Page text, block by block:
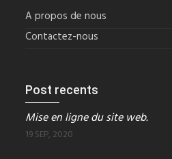
A propos de nous
Contactez-nous
Post recents
Mise en ligne du site web.
19 SEP, 2020